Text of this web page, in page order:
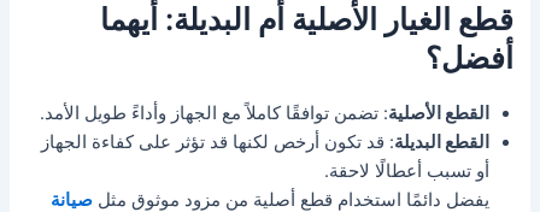
قطع الغيار الأصلية أم البديلة: أيهما
أفضل؟
القطع الأصلية: تضمن توافقًا كاملاً مع الجهاز وأداءً طويل الأمد.
القطع البديلة: قد تكون أرخص لكنها قد تؤثر على كفاءة الجهاز
أو تسبب أعطالًا لاحقة.
يفضل دائمًا استخدام قطع أصلية من مزود موثوق مثلصيانة